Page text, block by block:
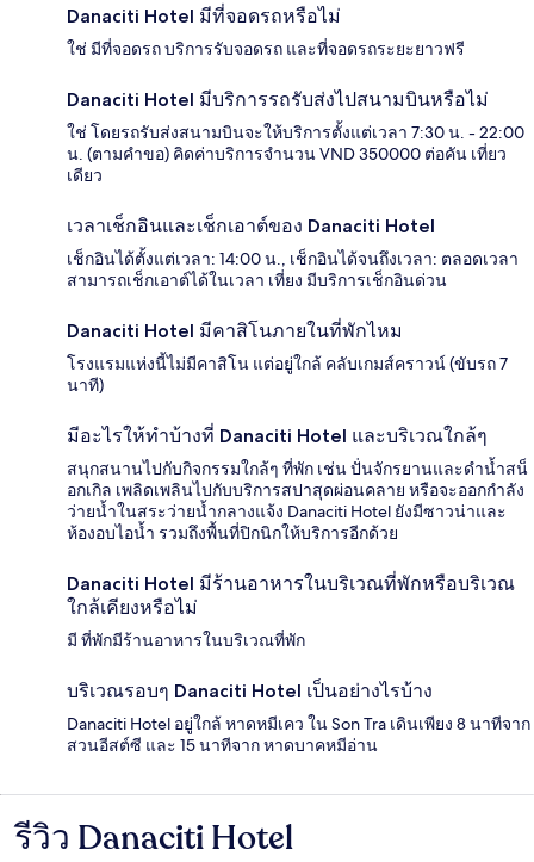
Danaciti Hotel มีที่จอดรถหรือไม่
ใช่ มีที่จอดรถ บริการรับจอดรถ และที่จอดรถระยะยาวฟรี
Danaciti Hotel มีบริการรถรับส่งไปสนามบินหรือไม่
ใช่ โดยรถรับส่งสนามบินจะให้บริการตั้งแต่เวลา 7:30 น. - 22:00
น. (ตามคำขอ) คิดค่าบริการจำนวน VND 350000 ต่อคัน เที่ยว
เดียว
เวลาเช็กอินและเช็กเอาต์ของ Danaciti Hotel
เช็กอินได้ตั้งแต่เวลา: 14:00 น., เช็กอินได้จนถึงเวลา: ตลอดเวลา
สามารถเช็กเอาต์ได้ในเวลา เที่ยง มีบริการเช็กอินด่วน
Danaciti Hotel มีคาสิโนภายในที่พักไหม
โรงแรมแห่งนี้ไม่มีคาสิโน แต่อยู่ใกล้ คลับเกมส์คราวน์ (ขับรถ 7
นาที)
มีอะไรให้ทำบ้างที่ Danaciti Hotel และบริเวณใกล้ๆ
สนุกสนานไปกับกิจกรรมใกล้ๆ ที่พัก เช่น ปั่นจักรยานและดำน้ำสน็
อกเกิล เพลิดเพลินไปกับบริการสปาสุดผ่อนคลาย หรือจะออกกำลัง
ว่ายน้ำในสระว่ายน้ำกลางแจ้ง Danaciti Hotel ยังมีซาวน่าและ
ห้องอบไอน้ำ รวมถึงพื้นที่ปิกนิกให้บริการอีกด้วย
Danaciti Hotel มีร้านอาหารในบริเวณที่พักหรือบริเวณ
ใกล้เคียงหรือไม่
มี ที่พักมีร้านอาหารในบริเวณที่พัก
บริเวณรอบๆ Danaciti Hotel เป็นอย่างไรบ้าง
Danaciti Hotel อยู่ใกล้ หาดหมีเคว ใน Son Tra เดินเพียง 8 นาทีจาก
สวนอีสต์ซี และ 15 นาทีจาก หาดบาคหมีอ่าน
รีวิว
รีวิว Danaciti Hotel